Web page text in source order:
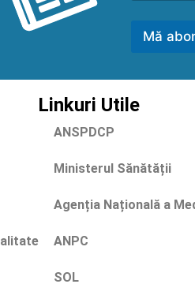
Mă
Linkuri Utile
ANSPDCP
Ministerul Sănătății
Agenția Națională a
ANPC
SOL